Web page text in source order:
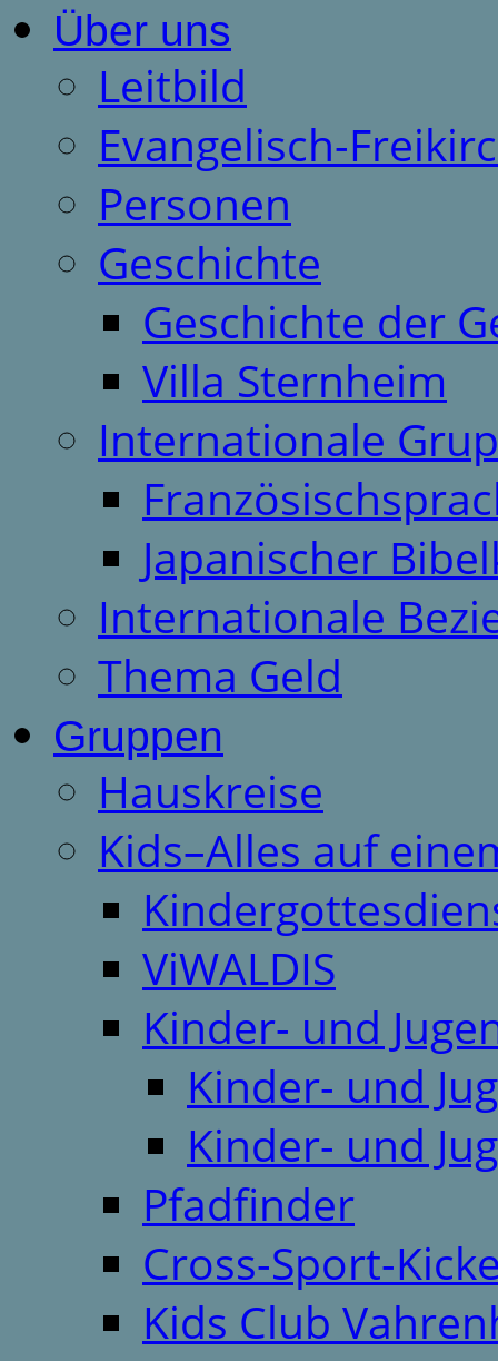
Über uns
Leitbild
Evangelisch-
Personen
Geschichte
Geschichte der
Villa Sternheim
Internationale
Japanischer
Internationale
Thema Geld
Gruppen
Hauskreise
Kids–Alles auf
ViWALDIS
Kinder- und
Kinder- und
Kinder- und
Pfadfinder
Cross-Sport-
Kids Club